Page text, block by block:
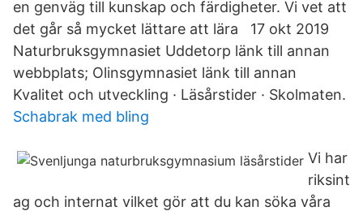
en genväg till kunskap och färdigheter. Vi vet att
det går så mycket lättare att lära 17 okt 2019
Naturbruksgymnasiet Uddetorp länk till annan
webbplats; Olinsgymnasiet länk till annan
Kvalitet och utveckling · Läsårstider · Skolmaten.
Schabrak med bling
Vi har
riksint
ag och internat vilket gör att du kan söka våra